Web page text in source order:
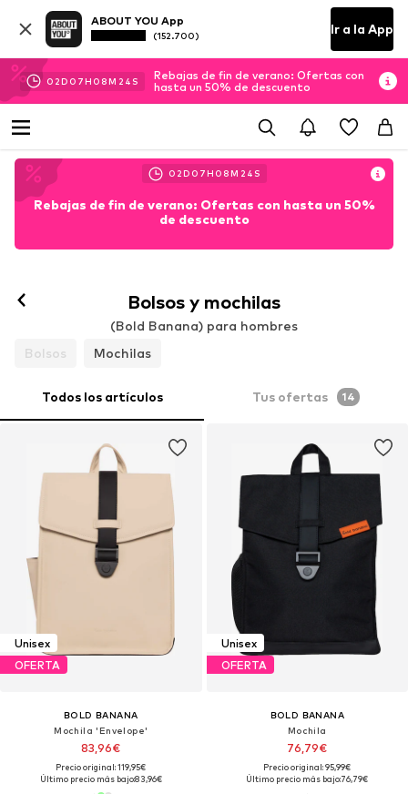
ABOUT YOU App
(152.700) Ir a la App
02D 07H 08M 23 S
Rebajas de fin de verano: Ofertas con
hasta un 50% de descuento
02D 07H 08M 23 S
Rebajas de fin de verano: Ofertas con hasta un 50%
de descuento
Bolsos y mochilas
(Bold Banana) para hombres
Bolsos
Mochilas
Todos los artículos Tus ofertas 14
Unisex
OFERTA
BOLD BANANA
Mochila 'Envelope'
83,96€
Precio original: 119,95€
Último precio más bajo:83,96€
Unisex
OFERTA
BOLD BANANA
Mochila
76,79€
Precio original: 95,99€
Último precio más bajo:76,79€